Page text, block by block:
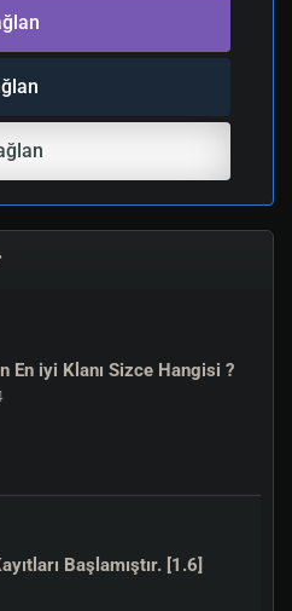
CS:GO Edition
MousePad
- Onaylanan takımlar (
- LEGGENDA - gorkie - Reif -
- Avalon - maeth - e1 )
jakosez - ach - RLP -
- volition - scrawL - hamas)
- mariacche - riwaden -
En iyi Klanı Sizce Hangisi ?
Başlamıştır. [1.6]